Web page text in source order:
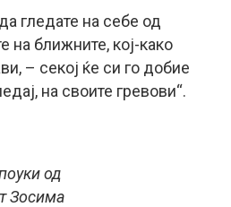
гледате на себе од
на ближните, кој-како
– секој ќе си го добие
на своите гревови“.
од
Зосима